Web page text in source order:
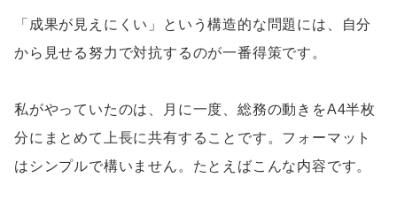
「成果が見えにくい」という構造的な問題には、自分
から見せる努力で対抗するのが一番得策です。
私がやっていたのは、月に一度、総務の動きをA4半枚
分にまとめて上長に共有することです。フォーマット
はシンプルで構いません。たとえばこんな内容です。